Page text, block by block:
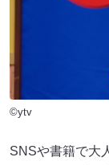
©ytv
SNSや書籍で大